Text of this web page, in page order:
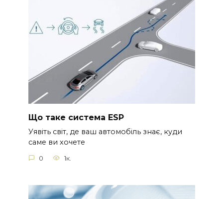
Що таке система ESP
Уявіть світ, де ваш автомобіль знає, куди
саме ви хочете
0 1к.